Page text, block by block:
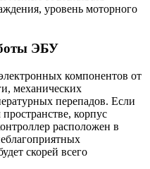
уровень моторного
ЭБУ
компонентов от
механических
перепадов. Если
корпус
расположен в
скорей всего